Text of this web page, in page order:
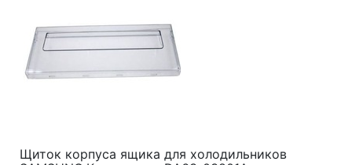
Щиток корпуса ящика для холодильников